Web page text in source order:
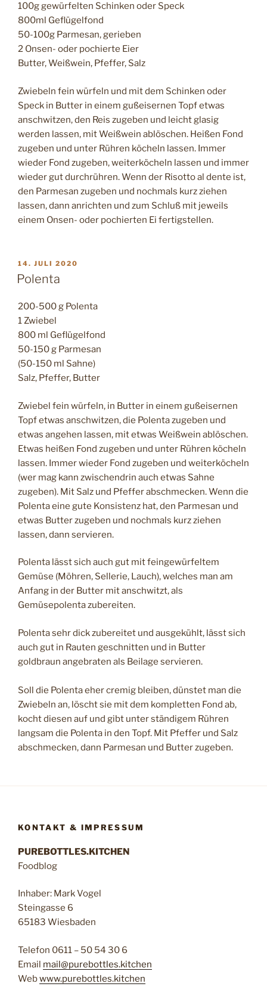
100g gewürfelten Schinken oder Speck
800ml Geflügelfond
50-100g Parmesan, gerieben
2 Onsen- oder pochierte Eier
Butter, Weißwein, Pfeffer, Salz
Zwiebeln fein würfeln und mit dem Schinken oder
Speck in Butter in einem gußeisernen Topf etwas
anschwitzen, den Reis zugeben und leicht glasig
werden lassen, mit Weißwein ablöschen. Heißen Fond
zugeben und unter Rühren köcheln lassen. Immer
wieder Fond zugeben, weiterköcheln lassen und immer
wieder gut durchrühren. Wenn der Risotto al dente ist,
den Parmesan zugeben und nochmals kurz ziehen
lassen, dann anrichten und zum Schluß mit jeweils
einem Onsen- oder pochierten Ei fertigstellen.
VERÖFFENTLICHT
AM
14. JULI 2020
Polenta
200-500 g Polenta
1 Zwiebel
800 ml Geflügelfond
50-150 g Parmesan
(50-150 ml Sahne)
Salz, Pfeffer, Butter
Zwiebel fein würfeln, in Butter in einem gußeisernen
Topf etwas anschwitzen, die Polenta zugeben und
etwas angehen lassen, mit etwas Weißwein ablöschen.
Etwas heißen Fond zugeben und unter Rühren köcheln
lassen. Immer wieder Fond zugeben und weiterköcheln
(wer mag kann zwischendrin auch etwas Sahne
zugeben). Mit Salz und Pfeffer abschmecken. Wenn die
Polenta eine gute Konsistenz hat, den Parmesan und
etwas Butter zugeben und nochmals kurz ziehen
lassen, dann servieren.
Polenta lässt sich auch gut mit feingewürfeltem
Gemüse (Möhren, Sellerie, Lauch), welches man am
Anfang in der Butter mit anschwitzt, als
Gemüsepolenta zubereiten.
Polenta sehr dick zubereitet und ausgekühlt, lässt sich
auch gut in Rauten geschnitten und in Butter
goldbraun angebraten als Beilage servieren.
Soll die Polenta eher cremig bleiben, dünstet man die
Zwiebeln an, löscht sie mit dem kompletten Fond ab,
kocht diesen auf und gibt unter ständigem Rühren
langsam die Polenta in den Topf. Mit Pfeffer und Salz
abschmecken, dann Parmesan und Butter zugeben.
KONTAKT & IMPRESSUM
PUREBOTTLES.KITCHEN
Foodblog
Inhaber: Mark Vogel
Steingasse 6
65183 Wiesbaden
Telefon 0611 – 50 54 30 6
Email mail@purebottles.kitchen
Webwww.purebottles.kitchen